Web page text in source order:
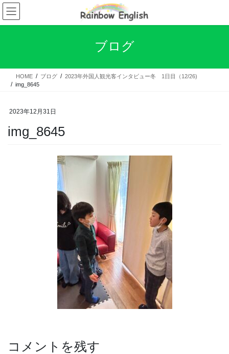
コ
ン
テ
ス
ナ
ビ
ゲ
ン
ブログ
HOME ブログ
2023年外国人観光客インタビュー冬 1日目（12/26)
img_8645
2023年12月31日
img_8645
コメントを残す